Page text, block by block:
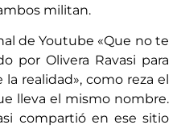
militan.
de Youtube «Que no te
por Olivera Ravasi para
realidad», como reza el
lleva el mismo nombre.
compartió en ese sitio